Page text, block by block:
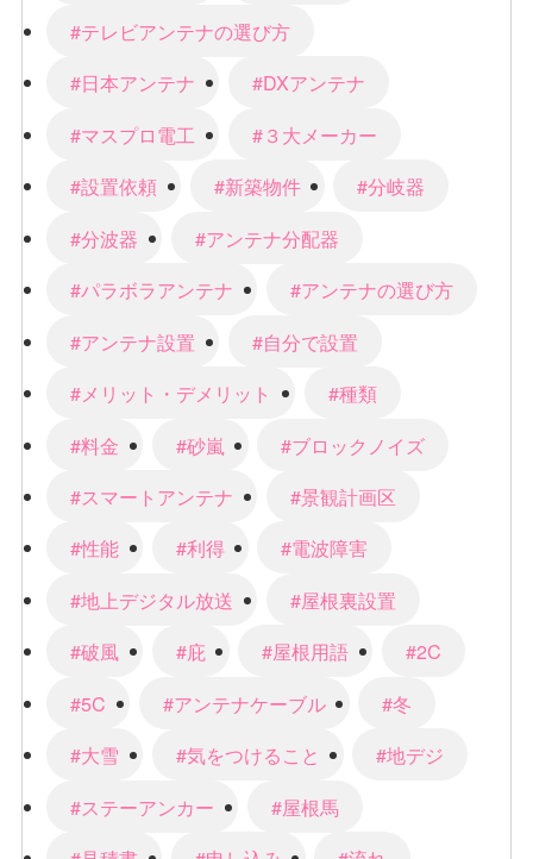
#テレビアンテナの選び方
#日本アンテナ
#DXアンテナ
#マスプロ電工
#３大メーカー
#設置依頼
#新築物件
#分岐器
#分波器
#アンテナ分配器
#パラボラアンテナ
#アンテナの選び方
#アンテナ設置
#自分で設置
#メリット・デメリット
#種類
#料金
#砂嵐
#ブロックノイズ
#スマートアンテナ
#景観計画区
#性能
#利得
#電波障害
#地上デジタル放送
#屋根裏設置
#破風
#庇 #屋根用語
#2C
#5C
#アンテナケーブル
#冬
#大雪
#気をつけること
#地デジ
#ステーアンカー
#屋根馬